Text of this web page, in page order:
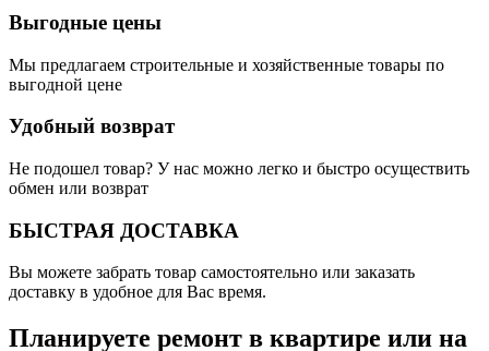
Выгодные цены
Мы предлагаем строительные и хозяйственные товары по
выгодной цене
Удобный возврат
Не подошел товар? У нас можно легко и быстро осуществить
обмен или возврат
БЫСТРАЯ ДОСТАВКА
Вы можете забрать товар самостоятельно или заказать
доставку в удобное для Вас время.
Планируете ремонт в квартире или на